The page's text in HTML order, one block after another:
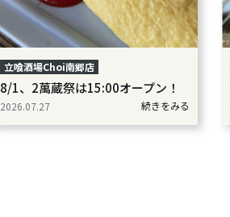
立喰酒場Choi南郷店
8/1、2萬蔵祭は15:00オープン！
2026.07.27 続きをみる